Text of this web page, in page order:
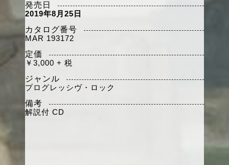
発売日
2019年8 月 25 日
カタログ番号
MAR 193172
定価
￥3,000 + 税
ジャンル
プログレッシヴ・ロック
備考
解説付 CD